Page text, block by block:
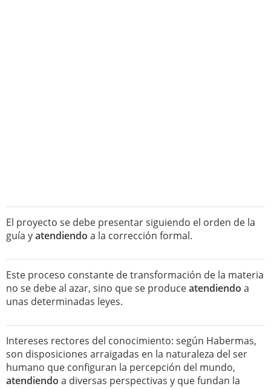
El proyecto se debe presentar siguiendo el orden de la
guía yatendiendo a la corrección formal.
Este proceso constante de transformación de la materia
no se debe al azar, sino que se produceatendiendo a
unas determinadas leyes.
Intereses rectores del conocimiento: según Habermas,
son disposiciones arraigadas en la naturaleza del ser
humano que configuran la percepción del mundo,
atendiendo a diversas perspectivas y que fundan la